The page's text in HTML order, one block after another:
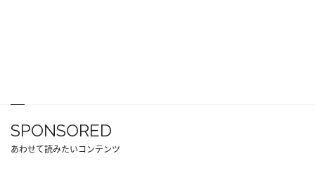
SPONSORED
あわせて読みたいコンテンツ